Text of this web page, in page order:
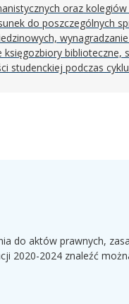
oraz
do poszczególnych
biblioteczne,
studenckiej podczas
do aktów prawnych,
2020-2024 znaleźć